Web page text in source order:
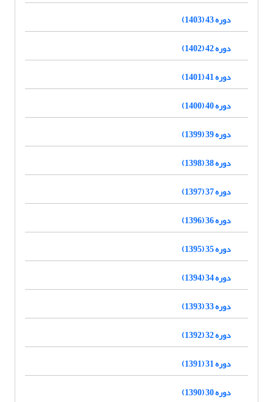
دوره 43 (1403)
دوره 42 (1402)
دوره 41 (1401)
دوره 40 (1400)
دوره 39 (1399)
دوره 38 (1398)
دوره 37 (1397)
دوره 36 (1396)
دوره 35 (1395)
دوره 34 (1394)
دوره 33 (1393)
دوره 32 (1392)
دوره 31 (1391)
دوره 30 (1390)